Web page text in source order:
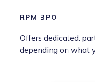
Offers dedicated,
depending on what